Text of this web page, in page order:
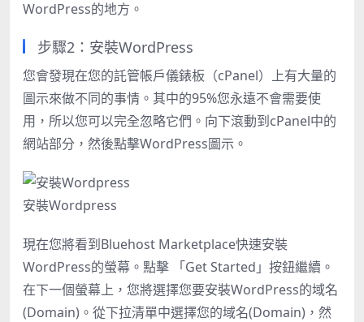
WordPress的地方。
步驟2：安裝WordPress
您會發現在您的託管帳戶儀錶板（cPanel）上有大量的
圖示來做不同的事情。其中的95%您永遠不會需要使
用，所以您可以完全忽略它們。向下滾動到cPanel中的
網站部分，然後點擊WordPress圖示。
安裝Wordpress
現在您將看到Bluehost Marketplace快速安裝
WordPress的螢幕。點擊 「Get Started」按鈕繼續。
在下一個螢幕上，您將選擇您要安裝WordPress的域名
(Domain)。從下拉清單中選擇您的域名(Domain)，然